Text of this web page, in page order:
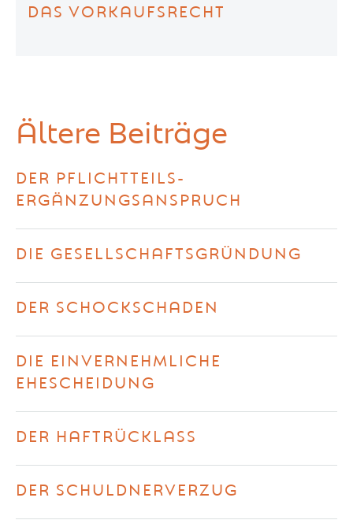
DAS VORKAUFSRECHT
Ältere Beiträge
DER PFLICHTTEILS-
ERGÄNZUNGSANSPRUCH
DIE GESELLSCHAFTSGRÜNDUNG
DER SCHOCKSCHADEN
DIE EINVERNEHMLICHE
EHESCHEIDUNG
DER HAFTRÜCKLASS
DER SCHULDNERVERZUG